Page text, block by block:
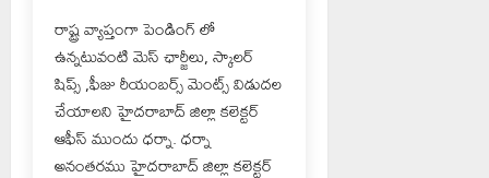
రాష్ట్ర వ్యాప్తంగా పెండింగ్ లో
ఉన్నటువంటి మెస్ ఛార్జీలు, స్కాలర్
షిప్స్ ,ఫీజు రీయంబర్స్ మెంట్స్ విడుదల
చేయాలని హైదరాబాద్ జిల్లా కలెక్టర్
ఆఫీస్ ముందు ధర్నా. ధర్నా
అనంతరము హైదరాబాద్ జిల్లా కలెక్టర్